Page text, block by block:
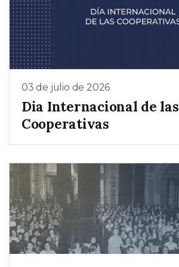
03 de julio de 2026
Dia Internacional de las
Cooperativas